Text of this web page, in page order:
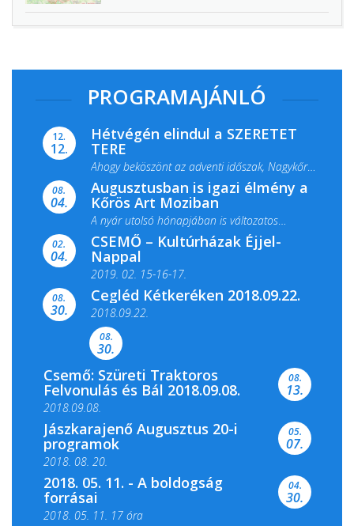
PROGRAMAJÁNLÓ
12.
12.
Hétvégén elindul a SZERETET
TERE
Ahogy beköszönt az adventi időszak, Nagykőrös
ismét megtelik ünnepi fénnyel és közös...
08.
04.
Augusztusban is igazi élmény a
Kőrös Art Moziban
A nyár utolsó hónapjában is változatos
filmkínálattal, családi...
02.
04.
CSEMŐ – Kultúrházak Éjjel-
Nappal
2019. 02. 15-16-17.
Színes és tartalmas programokkal várja a
Csemői Községi Könyvtár és...
08.
30.
Cegléd Kétkeréken 2018.09.22.
2018.09.22.
08.
30.
Csemő: Szüreti Traktoros
Felvonulás és Bál 2018.09.08.
2018.09.08.
08.
13.
Jászkarajenő Augusztus 20-i
programok
2018. 08. 20.
05.
07.
2018. 05. 11. - A boldogság
forrásai
2018. 05. 11. 17 óra
04.
30.